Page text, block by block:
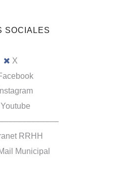
SOCIALES
X
Instagram
Youtube
RRHH
Municipal